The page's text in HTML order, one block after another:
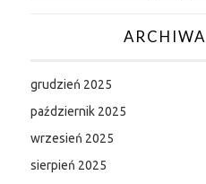
ARCHIWA
grudzień 2025
październik 2025
wrzesień 2025
sierpień 2025